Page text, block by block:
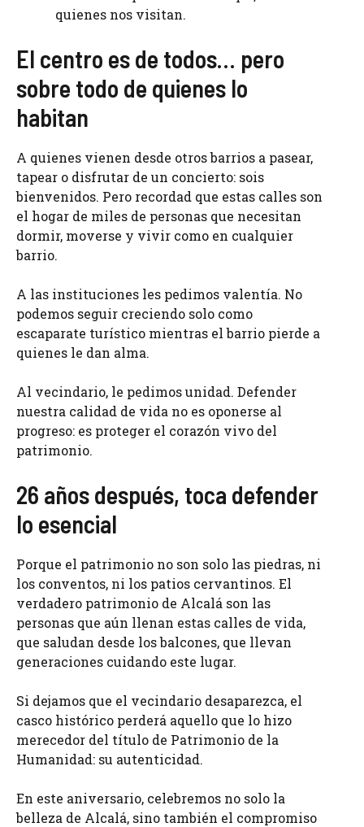
quienes nos visitan.
El centro es de todos… pero
sobre todo de quienes lo
habitan
A quienes vienen desde otros barrios a pasear,
tapear o disfrutar de un concierto: sois
bienvenidos. Pero recordad que estas calles son
el hogar de miles de personas que necesitan
dormir, moverse y vivir como en cualquier
barrio.
A las instituciones les pedimos valentía. No
podemos seguir creciendo solo como
escaparate turístico mientras el barrio pierde a
quienes le dan alma.
Al vecindario, le pedimos unidad. Defender
nuestra calidad de vida no es oponerse al
progreso: es proteger el corazón vivo del
patrimonio.
26 años después, toca defender
lo esencial
Porque el patrimonio no son solo las piedras, ni
los conventos, ni los patios cervantinos. El
verdadero patrimonio de Alcalá son las
personas que aún llenan estas calles de vida,
que saludan desde los balcones, que llevan
generaciones cuidando este lugar.
Si dejamos que el vecindario desaparezca, el
casco histórico perderá aquello que lo hizo
merecedor del título de Patrimonio de la
Humanidad: su autenticidad.
En este aniversario, celebremos no solo la
belleza de Alcalá, sino también el compromiso